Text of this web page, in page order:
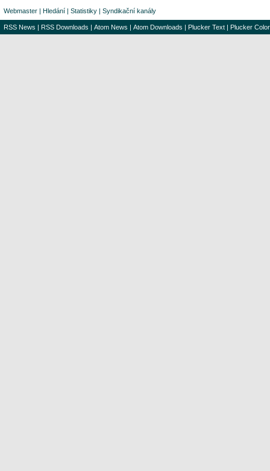
Webmaster | Hledání | Statistiky | Syndikační kanály
RSS News | RSS Downloads | Atom News | Atom Downloads | Plucker Text | Plucker Color